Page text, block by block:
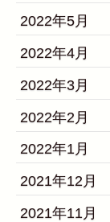
2022年5月
2022年4月
2022年3月
2022年2月
2022年1月
2021年12月
2021年11月